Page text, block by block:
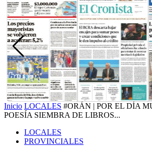
Inicio LOCALES #ORÁN | POR EL DÍA
POESÍA SIEMBRA DE LIBROS...
LOCALES
PROVINCIALES